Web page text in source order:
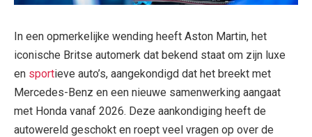
In een opmerkelijke wending heeft Aston Martin, het
iconische Britse automerk dat bekend staat om zijn luxe
en sportieve auto’s, aangekondigd dat het breekt met
Mercedes-Benz en een nieuwe samenwerking aangaat
met Honda vanaf 2026. Deze aankondiging heeft de
autowereld geschokt en roept veel vragen op over de